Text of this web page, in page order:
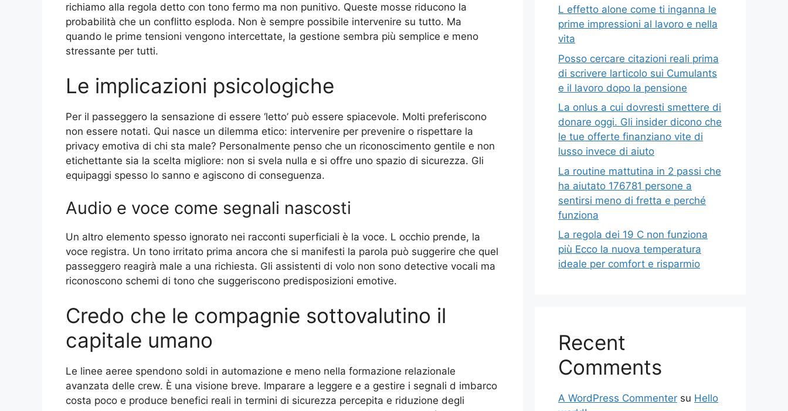
richiamo alla regola detto con tono fermo ma non punitivo. Queste mosse riducono la
probabilità che un conflitto esploda. Non è sempre possibile intervenire su tutto. Ma
quando le prime tensioni vengono intercettate, la gestione sembra più semplice e meno
stressante per tutti.
Le implicazioni psicologiche
Per il passeggero la sensazione di essere ‘letto’ può essere spiacevole. Molti preferiscono
non essere notati. Qui nasce un dilemma etico: intervenire per prevenire o rispettare la
privacy emotiva di chi sta male? Personalmente penso che un riconoscimento gentile e non
etichettante sia la scelta migliore: non si svela nulla e si offre uno spazio di sicurezza. Gli
equipaggi spesso lo sanno e agiscono di conseguenza.
Audio e voce come segnali nascosti
Un altro elemento spesso ignorato nei racconti superficiali è la voce. L occhio prende, la
voce registra. Un tono irritato prima ancora che si manifesti la parola può suggerire che quel
passeggero reagirà male a una richiesta. Gli assistenti di volo non sono detective vocali ma
riconoscono schemi di tono che suggeriscono predisposizioni emotive.
Credo che le compagnie sottovalutino il
capitale umano
Le linee aeree spendono soldi in automazione e meno nella formazione relazionale
avanzata delle crew. È una visione breve. Imparare a leggere e a gestire i segnali d imbarco
costa poco e produce benefici reali in termini di sicurezza percepita e riduzione degli
L effetto alone come ti inganna le
prime impressioni al lavoro e nella
vita
Posso cercare citazioni reali prima
di scrivere larticolo sui Cumulants
e il lavoro dopo la pensione
La onlus a cui dovresti smettere di
donare oggi. Gli insider dicono che
le tue offerte finanziano vite di
lusso invece di aiuto
La routine mattutina in 2 passi che
ha aiutato 176781 persone a
sentirsi meno di fretta e perché
funziona
La regola dei 19 C non funziona
più Ecco la nuova temperatura
ideale per comfort e risparmio
Recent
Comments
A WordPress Commenter su Hello